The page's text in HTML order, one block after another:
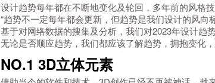
设计趋势每年都在不断地变化及轮回，多年前的风格
“趋势不一定每年都会更新，但趋势是我们设计的风向
基于对网络数据的搜集及分析，我们对2023年设计趋势
无论是否顺应趋势，我们都应该了解趋势，拥抱变化
NO.1 3D立体元素